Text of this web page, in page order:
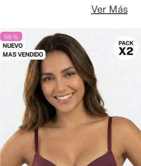
8. perfume
Ver Más
50 %
NUEVO
MAS VENDIDO